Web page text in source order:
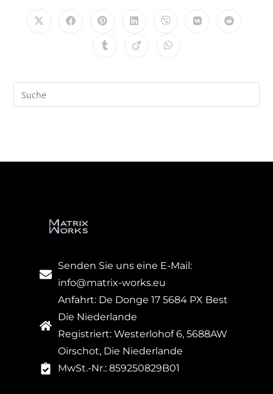
Senden Sie uns eine E-Mail:
info@matrix-works.eu
Anfahrt: De Donge 17 5684 PX Best
Die Niederlande
Registriert: Westerlohof 6, 5688AW
Oirschot, Die Niederlande
MwSt.-Nr.: 859250829B01